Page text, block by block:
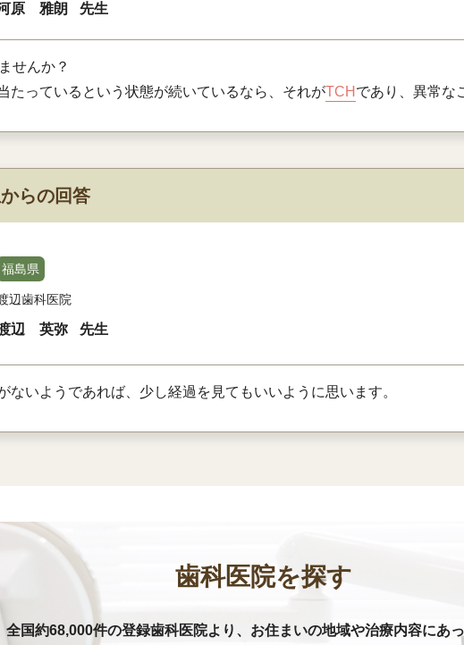
原 雅朗 先生
せんか？
たっているという状態が続いているなら、それがTCH であり、異常な
らの回答
福島県
辺歯科医院
辺 英弥 先生
ないようであれば、少し経過を見てもいいように思います。
歯科医院を探す
全国約68,000件の登録歯科医院より、お住まいの地域や治療内容にあ